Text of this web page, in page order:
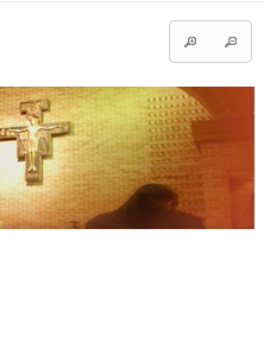
치북5
치북5